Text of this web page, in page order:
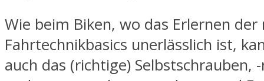
Wie beim Biken, wo das Erlernen
Fahrtechnikbasics unerlässlich ist,
auch das (richtige) Selbstschrauben,